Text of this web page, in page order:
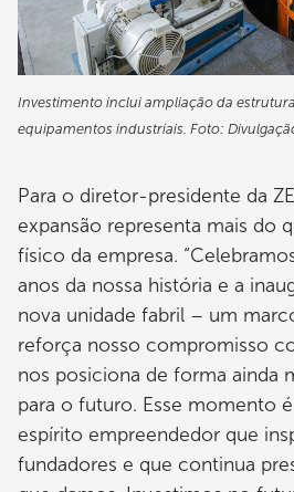
Investimento inclui ampliação da
equipamentos industriais. Foto:
Para o diretor-presidente da
expansão representa mais do
físico da empresa.
anos da nossa história e a
nova unidade fabril – um
reforça nosso compromisso
nos posiciona de forma ainda
para o futuro. Esse momento
espírito empreendedor que
fundadores e que continua